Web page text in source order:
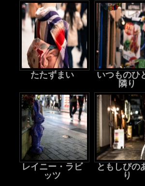
たたずまい
いつものひ
隣り
レイニー・ラビ
ッツ
ともしびの
り